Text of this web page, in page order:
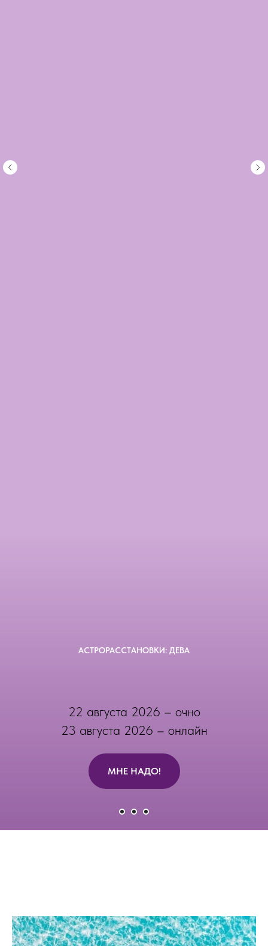
АСТРОРАССТАНОВКИ: ДЕВА
22 августа 2026 – очно
23 августа 2026 – онлайн
МНЕ НАДО!